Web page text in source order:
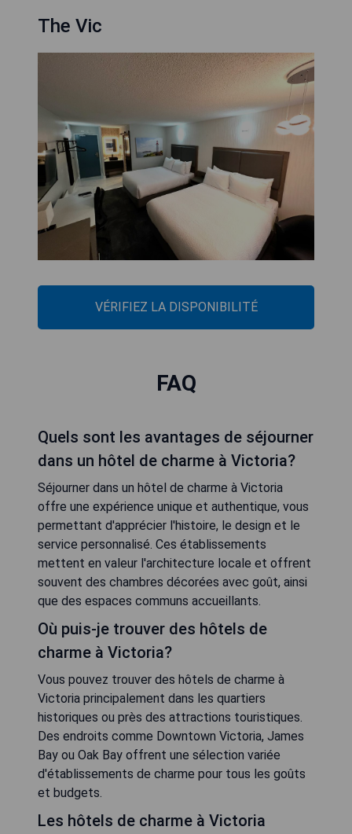
The Vic
VÉRIFIEZ LA DISPONIBILITÉ
FAQ
Quels sont les avantages de séjourner
dans un hôtel de charme à Victoria?
Séjourner dans un hôtel de charme à Victoria
offre une expérience unique et authentique, vous
permettant d'apprécier l'histoire, le design et le
service personnalisé. Ces établissements
mettent en valeur l'architecture locale et offrent
souvent des chambres décorées avec goût, ainsi
que des espaces communs accueillants.
Où puis-je trouver des hôtels de
charme à Victoria?
Vous pouvez trouver des hôtels de charme à
Victoria principalement dans les quartiers
historiques ou près des attractions touristiques.
Des endroits comme Downtown Victoria, James
Bay ou Oak Bay offrent une sélection variée
d'établissements de charme pour tous les goûts
et budgets.
Les hôtels de charme à Victoria